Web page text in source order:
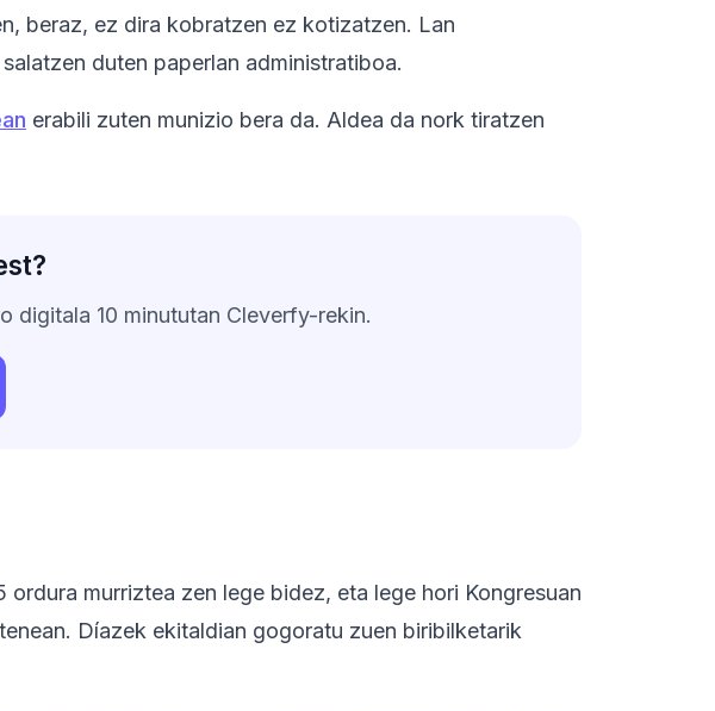
beraz, ez dira kobratzen ez kotizatzen. Lan
duten paperlan administratiboa.
erabili zuten munizio bera da. Aldea da nork tiratzen
digitala 10 minututan Cleverfy-rekin.
murriztea zen lege bidez, eta lege hori Kongresuan
Díazek ekitaldian gogoratu zuen biribilketarik